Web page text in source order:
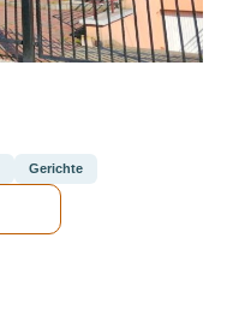
Gerichte